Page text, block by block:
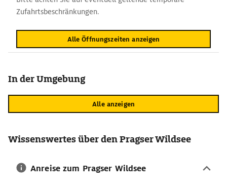
Zufahrtsbeschränkungen.
Alle Öffnungszeiten anzeigen
In der Umgebung
Alle anzeigen
Wissenswertes über den Pragser Wildsee
Anreise zum Pragser Wildsee